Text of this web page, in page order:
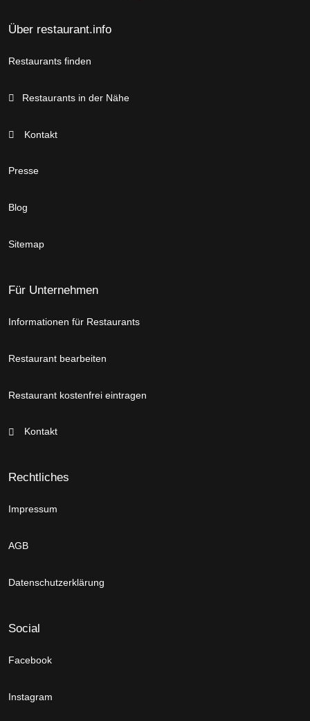
Über restaurant.info
Restaurants finden
Restaurants in der Nähe
Kontakt
Presse
Blog
Sitemap
Für Unternehmen
Informationen für Restaurants
Restaurant bearbeiten
Restaurant kostenfrei eintragen
Kontakt
Rechtliches
Impressum
AGB
Datenschutzerklärung
Social
Facebook
Instagram